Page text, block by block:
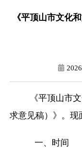
《平顶山市文化
《平顶山市
求意见稿）》。现
一、时间